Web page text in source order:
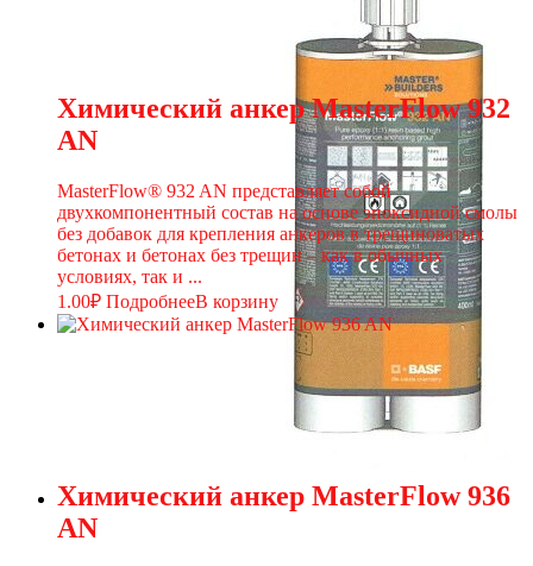
Химический анкер MasterFlow 932
AN
MasterFlow® 932 AN представляет собой
двухкомпонентный состав на основе эпоксидной смолы
без добавок для крепления анкеров в трещиноватых
бетонах и бетонах без трещин – как в обычных
условиях, так и ...
1.00₽ ПодробнееВ корзину
Химический анкер MasterFlow 936
AN